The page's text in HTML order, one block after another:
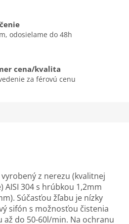
odosielame do 48h
cena/kvalita
za férovú cenu
z nerezu (kvalitnej
AISI 304 s hrúbkou 1,2mm
Súčasťou žľabu je nízky
sifón s možnosťou čistenia
až do 50-60l/min. Na ochranu